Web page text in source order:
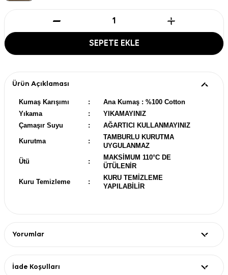
SEPETE EKLE
Ürün Açıklaması
Kumaş Karışımı :
Ana Kumaş : %100 Cotton
Yıkama
:
YIKAMAYINIZ
Çamaşır Suyu
: AĞARTICI KULLANMAYINIZ
Kurutma :
TAMBURLU KURUTMA
UYGULANMAZ
Ütü :
MAKSİMUM 110°C DE
ÜTÜLENİR
Kuru Temizleme :
KURU TEMİZLEME
YAPILABİLİR
Yorumlar
İade Koşulları